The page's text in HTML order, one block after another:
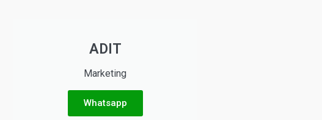
ADIT
Marketing
Whatsapp